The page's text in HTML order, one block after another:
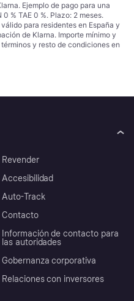
Ejemplo de pago para una
% TAE 0 %. Plazo: 2 meses.
para residentes en España y
de Klarna. Importe mínimo y
y resto de condiciones en
Revender
Accesibilidad
Auto-Track
Contacto
Información de contacto para
las autoridades
Gobernanza corporativa
Relaciones con inversores